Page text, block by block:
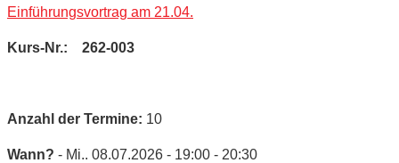
Einführungsvortrag am 21.04.
Kurs-Nr.: 262-003
Anzahl der Termine: 10
Wann? - Mi.. 08.07.2026 - 19:00 - 20:30